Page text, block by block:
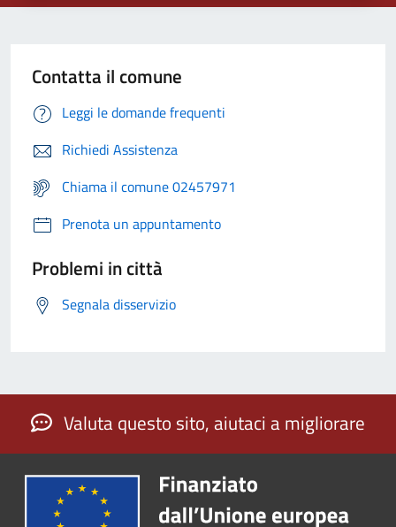
Contatta il comune
Leggi le domande frequenti
Richiedi Assistenza
Chiama il comune 02457971
Prenota un appuntamento
Problemi in città
Segnala disservizio
Valuta questo sito, aiutaci a migliorare